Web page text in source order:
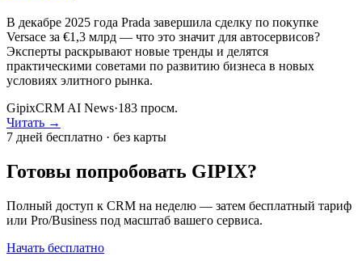
В декабре 2025 года Prada завершила сделку по покупке
Versace за €1,3 млрд — что это значит для автосервисов?
Эксперты раскрывают новые тренды и делятся
практическими советами по развитию бизнеса в новых
условиях элитного рынка.
GipixCRM AI News·183 просм.
Читать →
7 дней бесплатно · без карты
Готовы попробовать GIPIX?
Полный доступ к CRM на неделю — затем бесплатный тариф
или Pro/Business под масштаб вашего сервиса.
Начать бесплатно